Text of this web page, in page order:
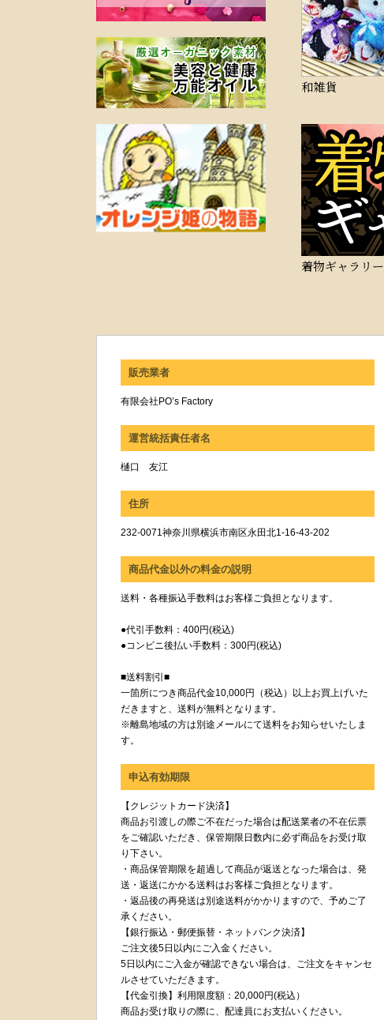
和雑貨
着物ギャラリー
販売業者
有限会社PO’s Factory
運営統括責任者名
樋口 友江
住所
232-0071神奈川県横浜市南区永田北1-16-43-202
商品代金以外の料金の説明
送料・各種振込手数料はお客様ご負担となります。
●代引手数料：400円(税込)
●コンビニ後払い手数料：300円(税込)
■送料割引■
一箇所につき商品代金10,000円（税込）以上お買上げいた
だきますと、送料が無料となります。
※離島地域の方は別途メールにて送料をお知らせいたしま
す。
申込有効期限
【クレジットカード決済】
商品お引渡しの際ご不在だった場合は配送業者の不在伝票
をご確認いただき、保管期限日数内に必ず商品をお受け取
り下さい。
・商品保管期限を超過して商品が返送となった場合は、発
送・返送にかかる送料はお客様ご負担となります。
・返品後の再発送は別途送料がかかりますので、予めご了
承ください。
【銀行振込・郵便振替・ネットバンク決済】
ご注文後5日以内にご入金ください。
5日以内にご入金が確認できない場合は、ご注文をキャンセ
ルさせていただきます。
【代金引換】利用限度額：20,000円(税込）
商品お受け取りの際に、配達員にお支払いください。